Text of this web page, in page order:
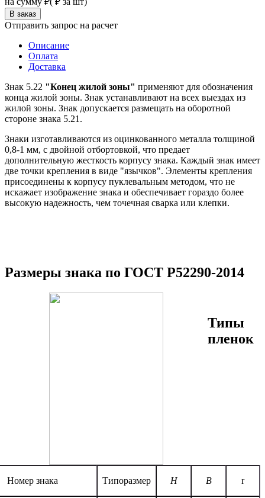
Отправить запрос на расчет
Описание
Оплата
Доставка
Знак 5.22 "Конец жилой зоны" применяют для обозначения
конца жилой зоны. Знак устанавливают на всех выездах из
жилой зоны. Знак допускается размещать на оборотной
стороне знака 5.21.
Знаки изготавливаются из оцинкованного металла толщиной
0,8-1 мм, с двойной отбортовкой, что предает
дополнительную жесткость корпусу знака. Каждый знак имеет
две точки крепления в виде "язычков". Элементы крепления
присоединены к корпусу пуклевальным методом, что не
искажает изображение знака и обеспечивает гораздо более
высокую надежность, чем точечная сварка или клепки.
Размеры знака по ГОСТ Р52290-2014
Номер знака Типоразмер H B r
Типы
пленок